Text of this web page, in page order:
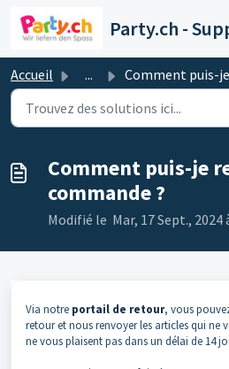
Party.ch -
Accueil ... Comment puis-je retourner ma
Comment puis-je
commande ?
Modifié le Mar, 17 Sept., 2024
Via notre portail de retour, vous
retour et nous renvoyer les articles qui ne
ne vous plaisent pas dans un délai de 14